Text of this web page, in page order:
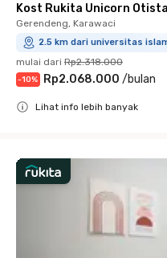
Kost Rukita Unicorn
Gerendeng, Karawaci
2.5 km dari universitas
mulai dari Rp2.318.000
-10% Rp2.068.000 /bulan
Lihat info lebih banyak